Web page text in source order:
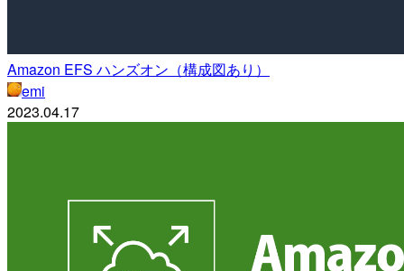
Amazon EFS ハンズオン（構成図あり）
emi
2023.04.17